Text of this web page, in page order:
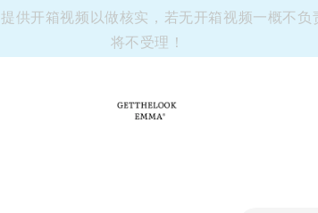
供开箱视频以做核实，若无开箱视频一概不
将不受理！